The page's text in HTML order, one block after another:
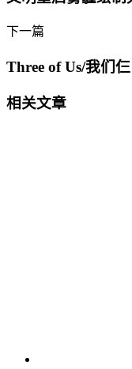
下一篇
Three of Us/我们
相关文章